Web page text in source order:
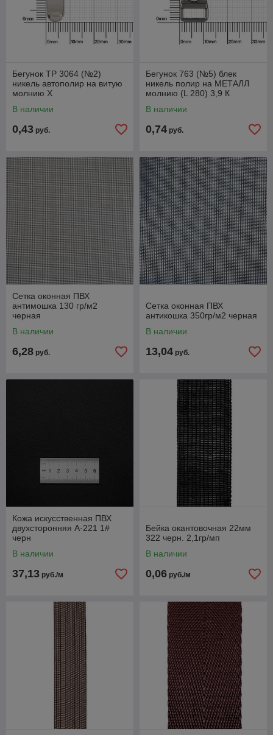
Бегунок ТР 3064 (№2)
никель автополир на витую
молнию Х
В наличии
0,43 руб.
Бегунок 763 (№5) блек
никель полир на МЕТАЛЛ
молнию (L 280) 3,9 К
В наличии
0,74 руб.
Сетка оконная ПВХ
антимошка 130 гр/м2
черная
В наличии
6,28 руб.
Сетка оконная ПВХ
антикошка 350гр/м2 черная
В наличии
13,04 руб.
Кожа искусственная ПВХ
двухсторонняя A-221 1#
черн
В наличии
37,13 руб./м
Бейка окантовочная 22мм
322 черн. 2,1гр/мп
В наличии
0,06 руб./м